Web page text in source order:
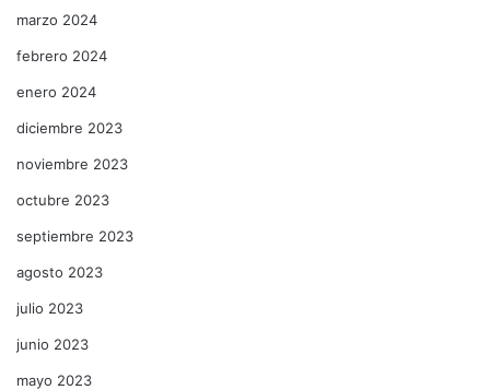
marzo 2024
febrero 2024
enero 2024
diciembre 2023
noviembre 2023
octubre 2023
septiembre 2023
agosto 2023
julio 2023
junio 2023
mayo 2023